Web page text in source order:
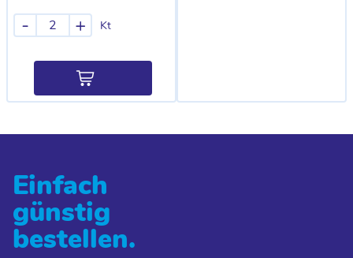
Kt
- +
Einfach
günstig
bestellen.